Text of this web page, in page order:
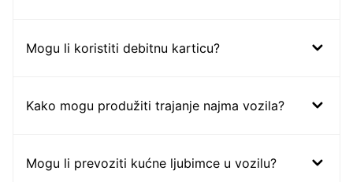
Mogu li koristiti debitnu karticu?
Kako mogu produžiti trajanje najma vozila?
Mogu li prevoziti kućne ljubimce u vozilu?